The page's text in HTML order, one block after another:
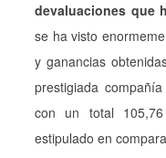
devaluaciones que
se ha visto
y ganancias
prestigiada
con un total
estipulado en